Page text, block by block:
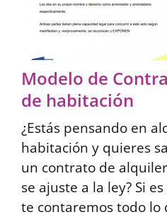
Modelo de
de habitación
¿Estás pensando en
habitación y quieres
un contrato de
se ajuste a la ley? Si
te contaremos todo lo